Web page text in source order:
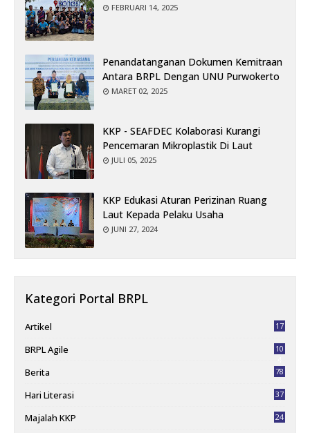
FEBRUARI 14, 2025
Penandatanganan Dokumen Kemitraan
Antara BRPL Dengan UNU Purwokerto
MARET 02, 2025
KKP - SEAFDEC Kolaborasi Kurangi
Pencemaran Mikroplastik Di Laut
JULI 05, 2025
KKP Edukasi Aturan Perizinan Ruang
Laut Kepada Pelaku Usaha
JUNI 27, 2024
Kategori Portal BRPL
Artikel 17
BRPL Agile
10
Berita 78
Hari Literasi 37
Majalah KKP 24